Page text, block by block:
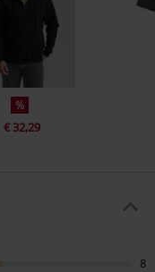
%
€ 32,29
8